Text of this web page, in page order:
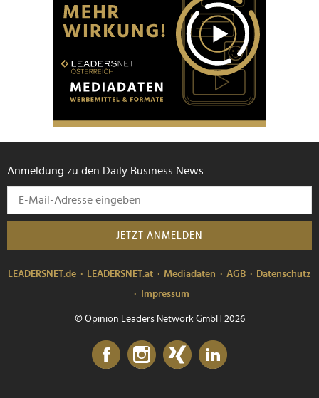
Anmeldung zu den Daily Business News
JETZT ANMELDEN
LEADERSNET.de LEADERSNET.at Mediadaten AGB
Datenschutz
Impressum
© Opinion Leaders Network GmbH 2026